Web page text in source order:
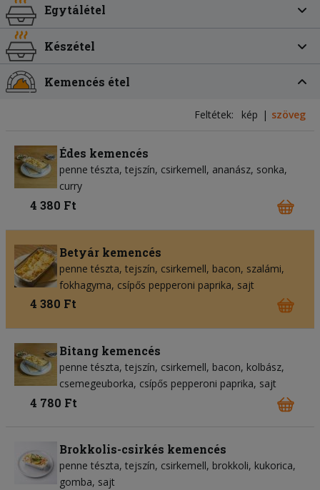
Egytálétel
Készétel
Kemencés étel
Feltétek: kép szöveg
Édes kemencés
penne tészta tejszín csirkemell ananász sonka
curry
4 380 Ft
Betyár kemencés
penne tészta tejszín csirkemell bacon szalámi
fokhagyma csípős pepperoni paprika sajt
4 380 Ft
Bitang kemencés
penne tészta tejszín csirkemell bacon kolbász
csemegeuborka csípős pepperoni paprika sajt
4 780 Ft
Brokkolis-csirkés kemencés
penne tészta tejszín csirkemell brokkoli kukorica
gomba sajt